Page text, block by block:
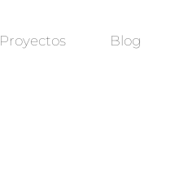
Proyectos Blog